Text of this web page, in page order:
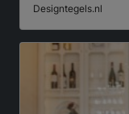
Designtegels.nl